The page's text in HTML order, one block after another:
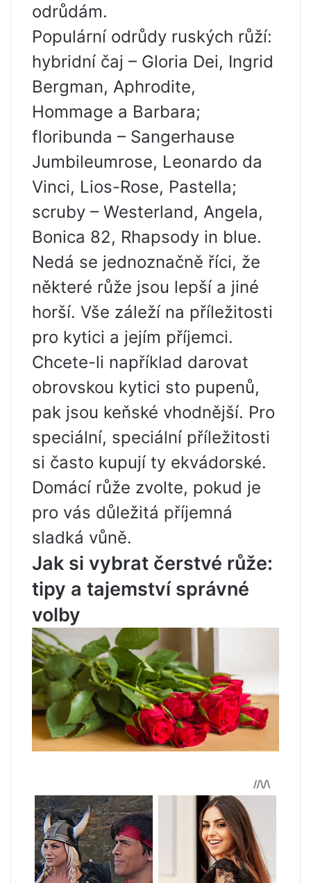
odrůdám.
Populární odrůdy ruských růží:
hybridní čaj – Gloria Dei, Ingrid
Bergman, Aphrodite,
Hommage a Barbara;
floribunda – Sangerhause
Jumbileumrose, Leonardo da
Vinci, Lios-Rose, Pastella;
scruby – Westerland, Angela,
Bonica 82, Rhapsody in blue.
Nedá se jednoznačně říci, že
některé růže jsou lepší a jiné
horší. Vše záleží na příležitosti
pro kytici a jejím příjemci.
Chcete-li například darovat
obrovskou kytici sto pupenů,
pak jsou keňské vhodnější. Pro
speciální, speciální příležitosti
si často kupují ty ekvádorské.
Domácí růže zvolte, pokud je
pro vás důležitá příjemná
sladká vůně.
Jak si vybrat čerstvé růže:
tipy a tajemství správné
volby